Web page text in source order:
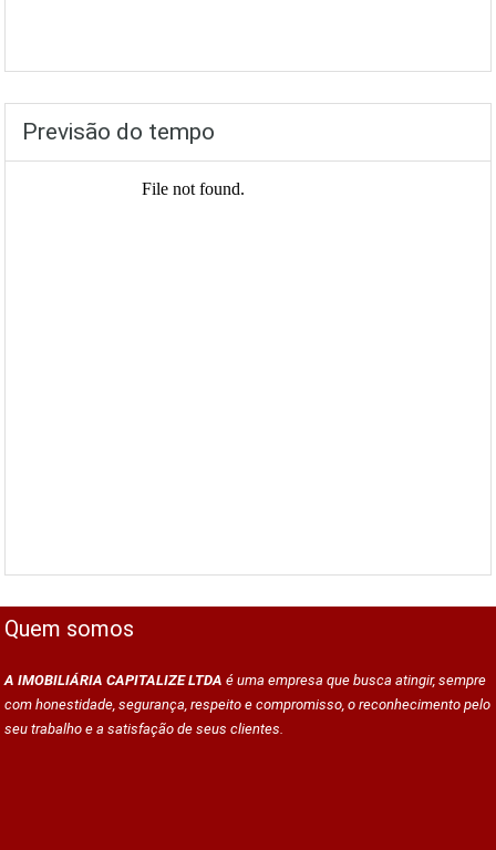
Previsão do tempo
Quem somos
A IMOBILIÁRIA CAPITALIZE LTDA é uma empresa que busca atingir, sempre
com honestidade, segurança, respeito e compromisso, o reconhecimento pelo
seu trabalho e a satisfação de seus clientes.